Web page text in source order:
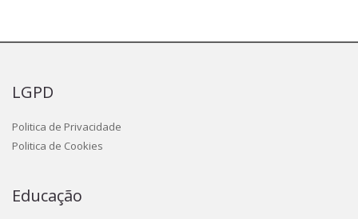
LGPD
Politica de Privacidade
Politica de Cookies
Educação